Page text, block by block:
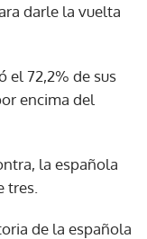
darle la vuelta
el 72,2% de sus
encima del
la española
tres.
de la española